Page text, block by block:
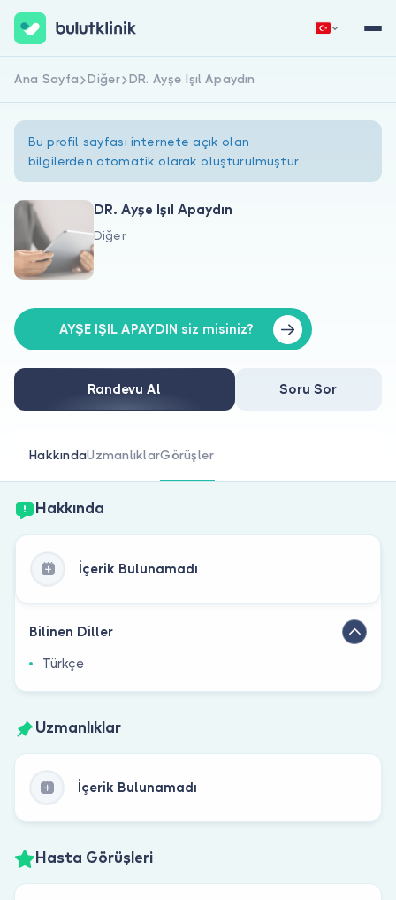
Hakkımızda
Doktorlar için
Doktor musunuz?
Hemen Kaydol
Ana Sayfa Diğer DR. Ayşe Işıl Apaydın
Bu profil sayfası internete açık olan
bilgilerden otomatik olarak oluşturulmuştur.
DR. Ayşe Işıl Apaydın
Diğer
AYŞE IŞIL APAYDIN siz misiniz?
Randevu Al Soru Sor
HakkındaUzmanlıklarGörüşler
Hakkında
İçerik Bulunamadı
Bilinen Diller
Türkçe
Uzmanlıklar
İçerik Bulunamadı
Hasta Görüşleri